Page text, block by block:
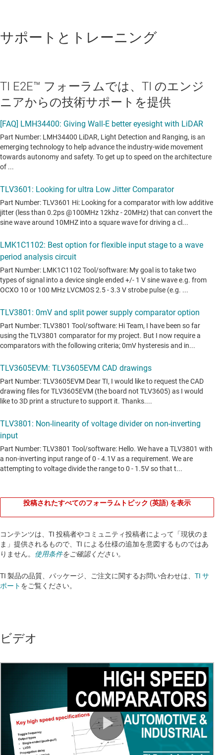
サポートとトレーニング
TI E2E™ フォーラムでは、TI のエンジ
ニアからの技術サポートを提供
投稿されたすべてのフォーラムトピック (英語) を表示
コンテンツは、TI 投稿者やコミュニティ投稿者によって「現状のま
ま」提供されるもので、TI による仕様の追加を意図するものではあ
りません。 使用条件をご確認ください。
TI 製品の品質、パッケージ、ご注文に関するお問い合わせは、 TI サ
ポート をご覧ください。​​​​​​​​​​​​​​
ビデオ